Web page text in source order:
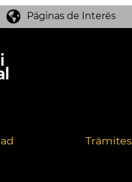
Páginas de Interés
Trámites